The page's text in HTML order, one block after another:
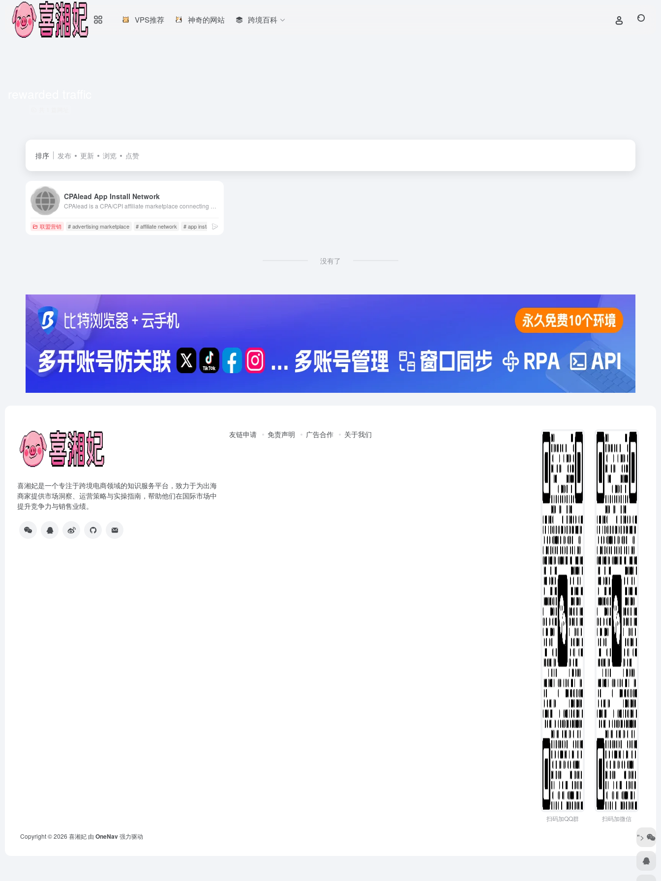
VPS推荐 神奇的网站 跨境百科
排序 发布 更新 浏览 点赞
CPAlead App Install Network
联盟营销 # advertising marketplace # affiliate network # app install campaigns
没有了
喜湘妃是一个专注于跨境电商领域的知识服务平台，致力于为出海
商家提供市场洞察、运营策略与实操指南，帮助他们在国际市场中
提升竞争力与销售业绩。
友链申请 免责声明 广告合作 关于我们
扫码加QQ群 扫码加微信
Copyright © 2026 喜湘妃 由 OneNav强力驱动 ">